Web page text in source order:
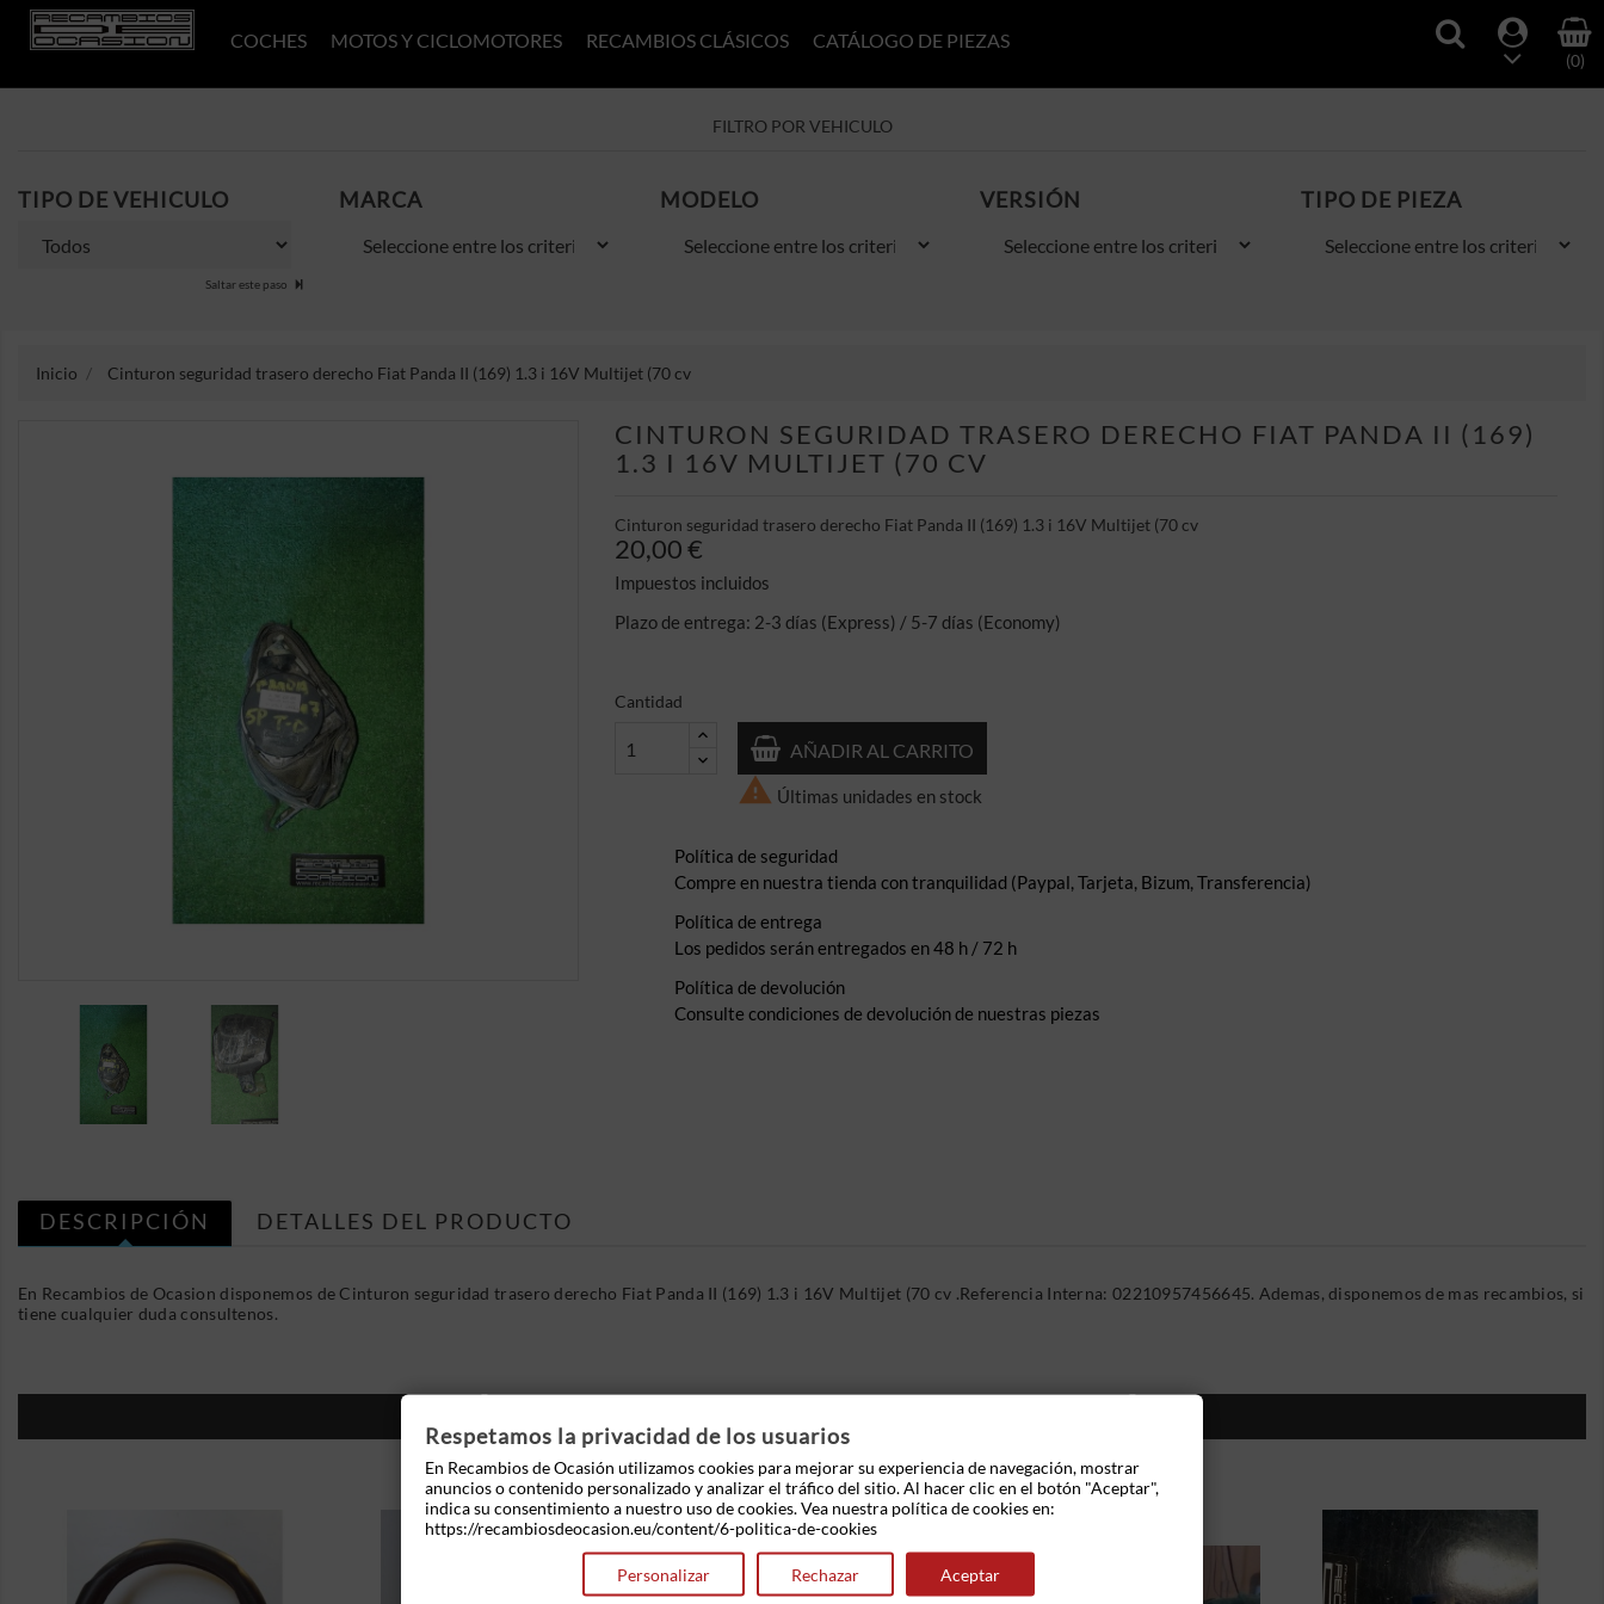
COCHES MOTOS Y CICLOMOTORES RECAMBIOS CLÁSICOS CATÁLOGO DE PIEZAS
(0)
FILTRO POR VEHICULO
TIPO DE VEHICULO
Saltar este paso
MARCA MODELO VERSIÓN TIPO DE PIEZA
Inicio Cinturon seguridad trasero derecho Fiat Panda II (169) 1.3 i 16V Multijet (70 cv
CINTURON SEGURIDAD TRASERO DERECHO FIAT PANDA II (169)
1.3 I 16V MULTIJET (70 CV
Cinturon seguridad trasero derecho Fiat Panda II (169) 1.3 i 16V Multijet (70 cv
20,00 €
Impuestos incluidos
Plazo de entrega: 2-3 días (Express) / 5-7 días (Economy)
Cantidad
AÑADIR AL CARRITO
 Últimas unidades en stock
Política de seguridad
Compre en nuestra tienda con tranquilidad (Paypal, Tarjeta, Bizum, Transferencia)
Política de entrega
Los pedidos serán entregados en 48 h / 72 h
Política de devolución
Consulte condiciones de devolución de nuestras piezas
DESCRIPCIÓN DETALLES DEL PRODUCTO
En Recambios de Ocasion disponemos de Cinturon seguridad trasero derecho Fiat Panda II (169) 1.3 i 16V Multijet (70 cv .Referencia Interna: 02210957456645. Ademas, disponemos de mas recambios, si
tiene cualquier duda consultenos.
Respetamos la privacidad de los usuarios
En Recambios de Ocasión utilizamos cookies para mejorar su experiencia de navegación, mostrar
anuncios o contenido personalizado y analizar el tráfico del sitio. Al hacer clic en el botón "Aceptar",
indica su consentimiento a nuestro uso de cookies. Vea nuestra política de cookies en:
https://recambiosdeocasion.eu/content/6-politica-de-cookies
Personalizar Rechazar Aceptar